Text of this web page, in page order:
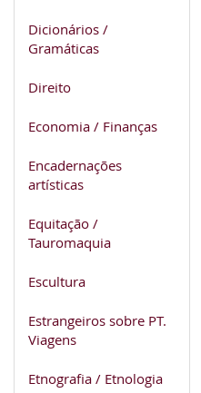
Dicionários /
Gramáticas
Direito
Economia / Finanças
Encadernações
artísticas
Equitação /
Tauromaquia
Escultura
Estrangeiros sobre PT.
Viagens
Etnografia / Etnologia